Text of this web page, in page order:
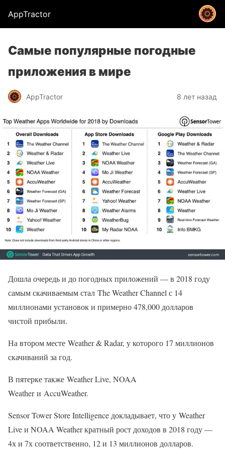
AppTractor
Самые популярные погодные
приложения в мире
AppTractor 8 лет назад
Дошла очередь и до погодных приложений — в 2018 году
самым скачиваемым стал The Weather Channel с 14
миллионами установок и примерно 478,000 долларов
чистой прибыли.
На втором месте Weather & Radar, у которого 17 миллионов
скачиваний за год.
В пятерке также Weather Live, NOAA
Weather и AccuWeather.
Sensor Tower Store Intelligence докладывает, что у Weather
Live и NOAA Weather кратный рост доходов в 2018 году —
4х и 7х соответственно, 12 и 13 миллионов долларов.